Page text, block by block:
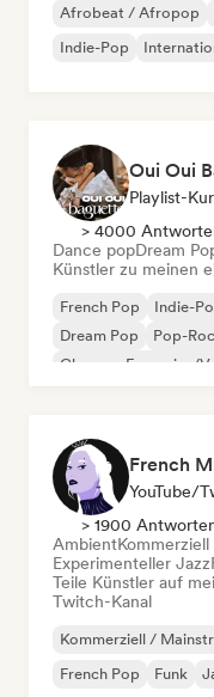
Afrobeat / Afropop
Indie-Pop
Playlist-
> 4000
Dance popDream
Künstler zu meinen
French Pop Indie-
Dream Pop
Pop-
Chanson Française/
French
YouTube/
> 1900
Ambient
Experimenteller Jazz
Teile Künstler auf
Twitch-Kanal
Kommerziell /
French Pop
Funk